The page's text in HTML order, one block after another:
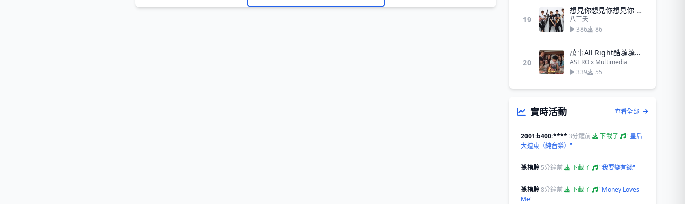
19
想見你想見你想見你 - 八三夭
八三夭
386
86
20
萬事All Right酷噠噠（Kuda Kuda）
ASTRO x Multimedia
339
55
實時活動 查看全部
2001:b400:**** 3分鐘前 下載了
"皇后
大道東（純音樂）"
孫栯駖 5分鐘前 下載了 "我要變有錢"
孫栯駖8分鐘前 下載了
"Money Loves
Me"